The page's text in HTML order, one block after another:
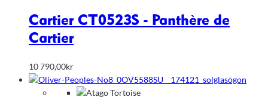
Cartier CT0523S - Panthère de
Cartier
10 790,00kr